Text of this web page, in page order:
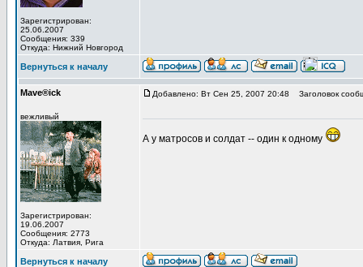
Зарегистрирован:
25.06.2007
Сообщения: 339
Откуда: Нижний Новгород
Вернуться к началу
Mave®ick
вежливый
Зарегистрирован:
19.06.2007
Сообщения: 2773
Откуда: Латвия, Рига
Добавлено: Вт Сен 25, 2007 20:48 Заголовок
А у матросов и солдат -- один к одному
Вернуться к началу